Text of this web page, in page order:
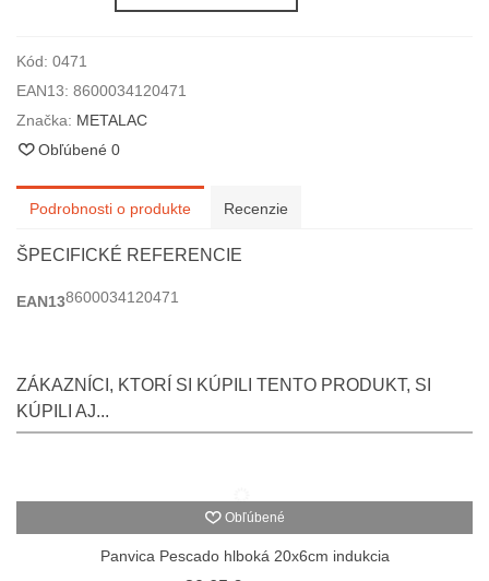
Kód: 0471
EAN13: 8600034120471
Značka: METALAC
Obľúbené 0
Podrobnosti o produkte Recenzie
ŠPECIFICKÉ REFERENCIE
EAN138600034120471
ZÁKAZNÍCI, KTORÍ SI KÚPILI TENTO PRODUKT, SI
KÚPILI AJ...
Obľúbené
Panvica Pescado hlboká 20x6cm indukcia